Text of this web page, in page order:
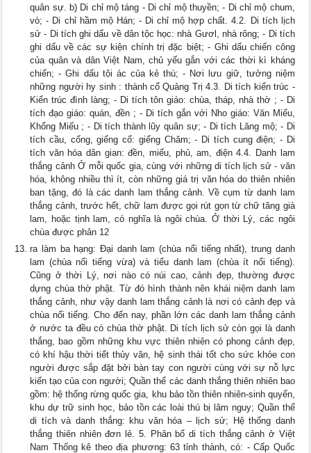
quân sự. b) Di chỉ mộ táng - Di chỉ mộ thuyền; - Di chỉ mộ chum,
vò; - Di chỉ hầm mộ Hán; - Di chỉ mộ hợp chất. 4.2. Di tích lịch
sử - Di tích ghi dấu về dân tộc học: nhà Gươl, nhà rông; - Di tích
ghi dấu về các sự kiện chính trị đặc biệt; - Ghi dấu chiến công
của quân và dân Việt Nam, chủ yếu gắn với các thời kì kháng
chiến; - Ghi dấu tội ác của kẻ thù; - Nơi lưu giữ, tưởng niệm
những người hy sinh : thành cổ Quảng Trị 4.3. Di tích kiến trúc -
Kiến trúc đình làng; - Di tích tôn giáo: chùa, tháp, nhà thờ ; - Di
tích đạo giáo: quán, đền ; - Di tích gắn với Nho giáo: Văn Miếu,
Khổng Miếu ; - Di tích thành lũy quân sự; - Di tích Lăng mộ; - Di
tích cầu, cống, giếng cổ: giếng Chăm; - Di tích cung điện; - Di
tích văn hóa dân gian: đền, miếu, phủ, am, điện 4.4. Danh lam
thắng cảnh Ở mỗi quốc gia, cùng với những di tích lịch sử - văn
hóa, không nhiều thì ít, còn những giá trị văn hóa do thiên nhiên
ban tặng, đó là các danh lam thắng cảnh. Về cụm từ danh lam
thắng cảnh, trước hết, chữ lam được gọi rút gọn từ chữ tăng già
lam, hoặc tịnh lam, có nghĩa là ngôi chùa. Ở thời Lý, các ngôi
chùa được phân 12
ra làm ba hạng: Đại danh lam (chùa nổi tiếng nhất), trung danh
lam (chùa nổi tiếng vừa) và tiểu danh lam (chùa ít nổi tiếng).
Cũng ở thời Lý, nơi nào có núi cao, cảnh đẹp, thường được
dựng chùa thờ phật. Từ đó hình thành nên khái niệm danh lam
thắng cảnh, như vậy danh lam thắng cảnh là nơi có cảnh đẹp và
chùa nổi tiếng. Cho đến nay, phần lớn các danh lam thắng cảnh
ở nước ta đều có chùa thờ phật. Di tích lịch sử còn gọi là danh
thắng, bao gồm những khu vực thiên nhiên có phong cảnh đẹp,
có khí hậu thời tiết thủy văn, hệ sinh thái tốt cho sức khỏe con
người được sắp đặt bởi bàn tay con người cùng với sự nỗ lực
kiến tạo của con người; Quần thể các danh thắng thiên nhiên bao
gồm: hệ thống rừng quốc gia, khu bảo tồn thiên nhiên-sinh quyển,
khu dự trữ sinh học, bảo tồn các loài thú bị lâm nguy; Quần thể
di tích và danh thắng: khu văn hóa – lịch sử; Hệ thống danh
thắng thiên nhiên đơn lẻ. 5. Phân bổ di tích thắng cảnh ở Việt
Nam Thống kê theo địa phương: 63 tỉnh thành, có: - Cấp Quốc